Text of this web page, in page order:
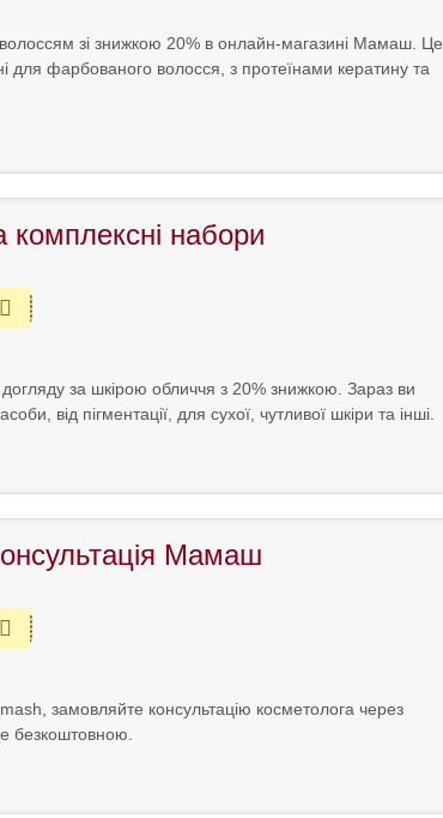
зі знижкою 20% в онлайн-магазині Мамаш. Це
для фарбованого волосся, з протеїнами кератину та
набори
за шкірою обличчя з 20% знижкою. Зараз ви
від пігментації, для сухої, чутливої шкіри та інші.
Мамаш
замовляйте консультацію косметолога через
безкоштовною.